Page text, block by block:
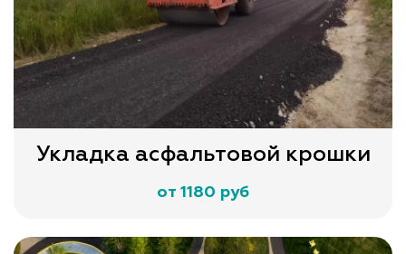
Укладка асфальтовой крошки
от 1180 руб